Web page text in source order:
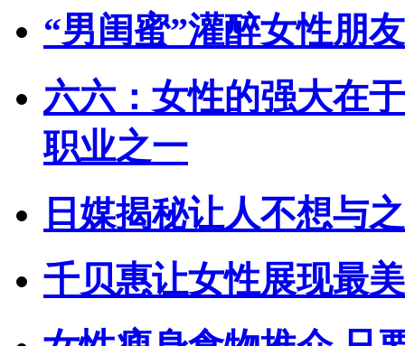
“男闺蜜”灌醉女性朋
六六：女性的强大在
职业之一
日媒揭秘让人不想与
千贝惠让女性展现最